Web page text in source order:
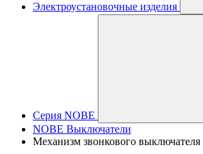
Электроустановочные изделия
Серия NOBE
NOBE Выключатели
Механизм звонкового